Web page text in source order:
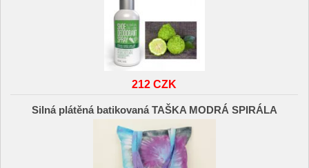
212 CZK
Silná plátěná batikovaná TAŠKA MODRÁ SPIRÁLA